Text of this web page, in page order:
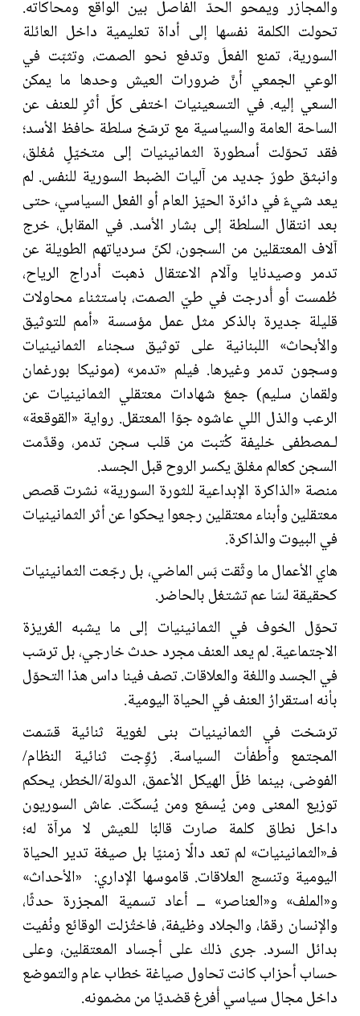
والمجازر ويمحو الحدّ الفاصل بين الواقع ومحاكاته.
تحولت الكلمة نفسها إلى أداة تعليمية داخل العائلة
السورية، تمنع الفعلَ وتدفع نحو الصمت، وتثبّت في
الوعي الجمعي أنَّ ضرورات العيش وحدها ما يمكن
السعي إليه. في التسعينيات اختفى كلّ أثرٍ للعنف عن
الساحة العامة والسياسية مع ترسّخ سلطة حافظ الأسد؛
فقد تحوّلت أسطورة الثمانينيات إلى متخيّلٍ مُغلق،
وانبثق طورٌ جديد من آليات الضبط السورية للنفس. لم
يعد شيءٌ في دائرة الحيّز العام أو الفعل السياسي، حتى
بعد انتقال السلطة إلى بشار الأسد. في المقابل، خرج
آلاف المعتقلين من السجون، لكنّ سردياتهم الطويلة عن
تدمر وصيدنايا وآلام الاعتقال ذهبت أدراج الرياح،
طُمست أو أُدرجت في طيّ الصمت، باستثناء محاولات
قليلة جديرة بالذكر مثل عمل مؤسسة «أمم للتوثيق
والأبحاث» اللبنانية على توثيق سجناء الثمانينيات
وسجون تدمر وغيرها. فيلم «تدمر» (مونيكا بورغمان
ولقمان سليم) جمعَ شهادات معتقلي الثمانينيات عن
الرعب والذل اللي عاشوه جوّا المعتقل. رواية «القوقعة»
لـمصطفى خليفة كُتبت من قلب سجن تدمر، وقدَّمت
السجن كعالم مغلق يكسر الروح قبل الجسد.
منصة «الذاكرة الإبداعية للثورة السورية» نشرت قصص
معتقلين وأبناء معتقلين رجعوا يحكوا عن أثر الثمانينيات
في البيوت والذاكرة.
هاي الأعمال ما وثّقت بَس الماضي، بل رجّعت الثمانينيات
كحقيقة لسَا عم تشتغل بالحاضر.
تحوّل الخوف في الثمانينيات إلى ما يشبه الغريزة
الاجتماعية. لم يعد العنف مجرد حدث خارجي، بل ترسّب
في الجسد واللغة والعلاقات. تصف فينا داس هذا التحوّل
بأنه استقرارُ العنف في الحياة اليومية.
ترسّخت في الثمانينيات بنى لغوية ثنائية قسّمت
المجتمع وأطفأت السياسة. رُوِِّجت ثنائية النظام/
الفوضى، بينما ظلّ الهيكل الأعمق، الدولة/الخطر، يحكم
توزيع المعنى ومن يُسمَع ومن يُسكَت. عاش السوريون
داخل نطاق كلمة صارت قالبًا للعيش لا مرآة له؛
فـ«الثمانينيات» لم تعد دالًا زمنيًا بل صيغة تدير الحياة
اليومية وتنسج العلاقات. قاموسها الإداري: «الأحداث»
و«الملف» و«العناصر» ــ أعاد تسمية المجزرة حدثًا،
والإنسان رقمًا، والجلاد وظيفة، فاختُزلت الوقائع ونُفيت
بدائل السرد. جرى ذلك على أجساد المعتقلين، وعلى
حساب أحزاب كانت تحاول صياغة خطاب عام والتموضع
داخل مجال سياسي أُفرغ قصْديًا من مضمونه.